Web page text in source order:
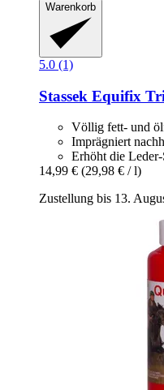
Warenkorb
5.0 (1)
Stassek Equifix
Völlig fett- und
Imprägniert
Erhöht die
14,99 € (29,98 € / l)
Zustellung bis 13.